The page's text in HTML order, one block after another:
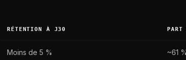
RÉTENTION À J30 PART
Moins de 5 % ~61 %